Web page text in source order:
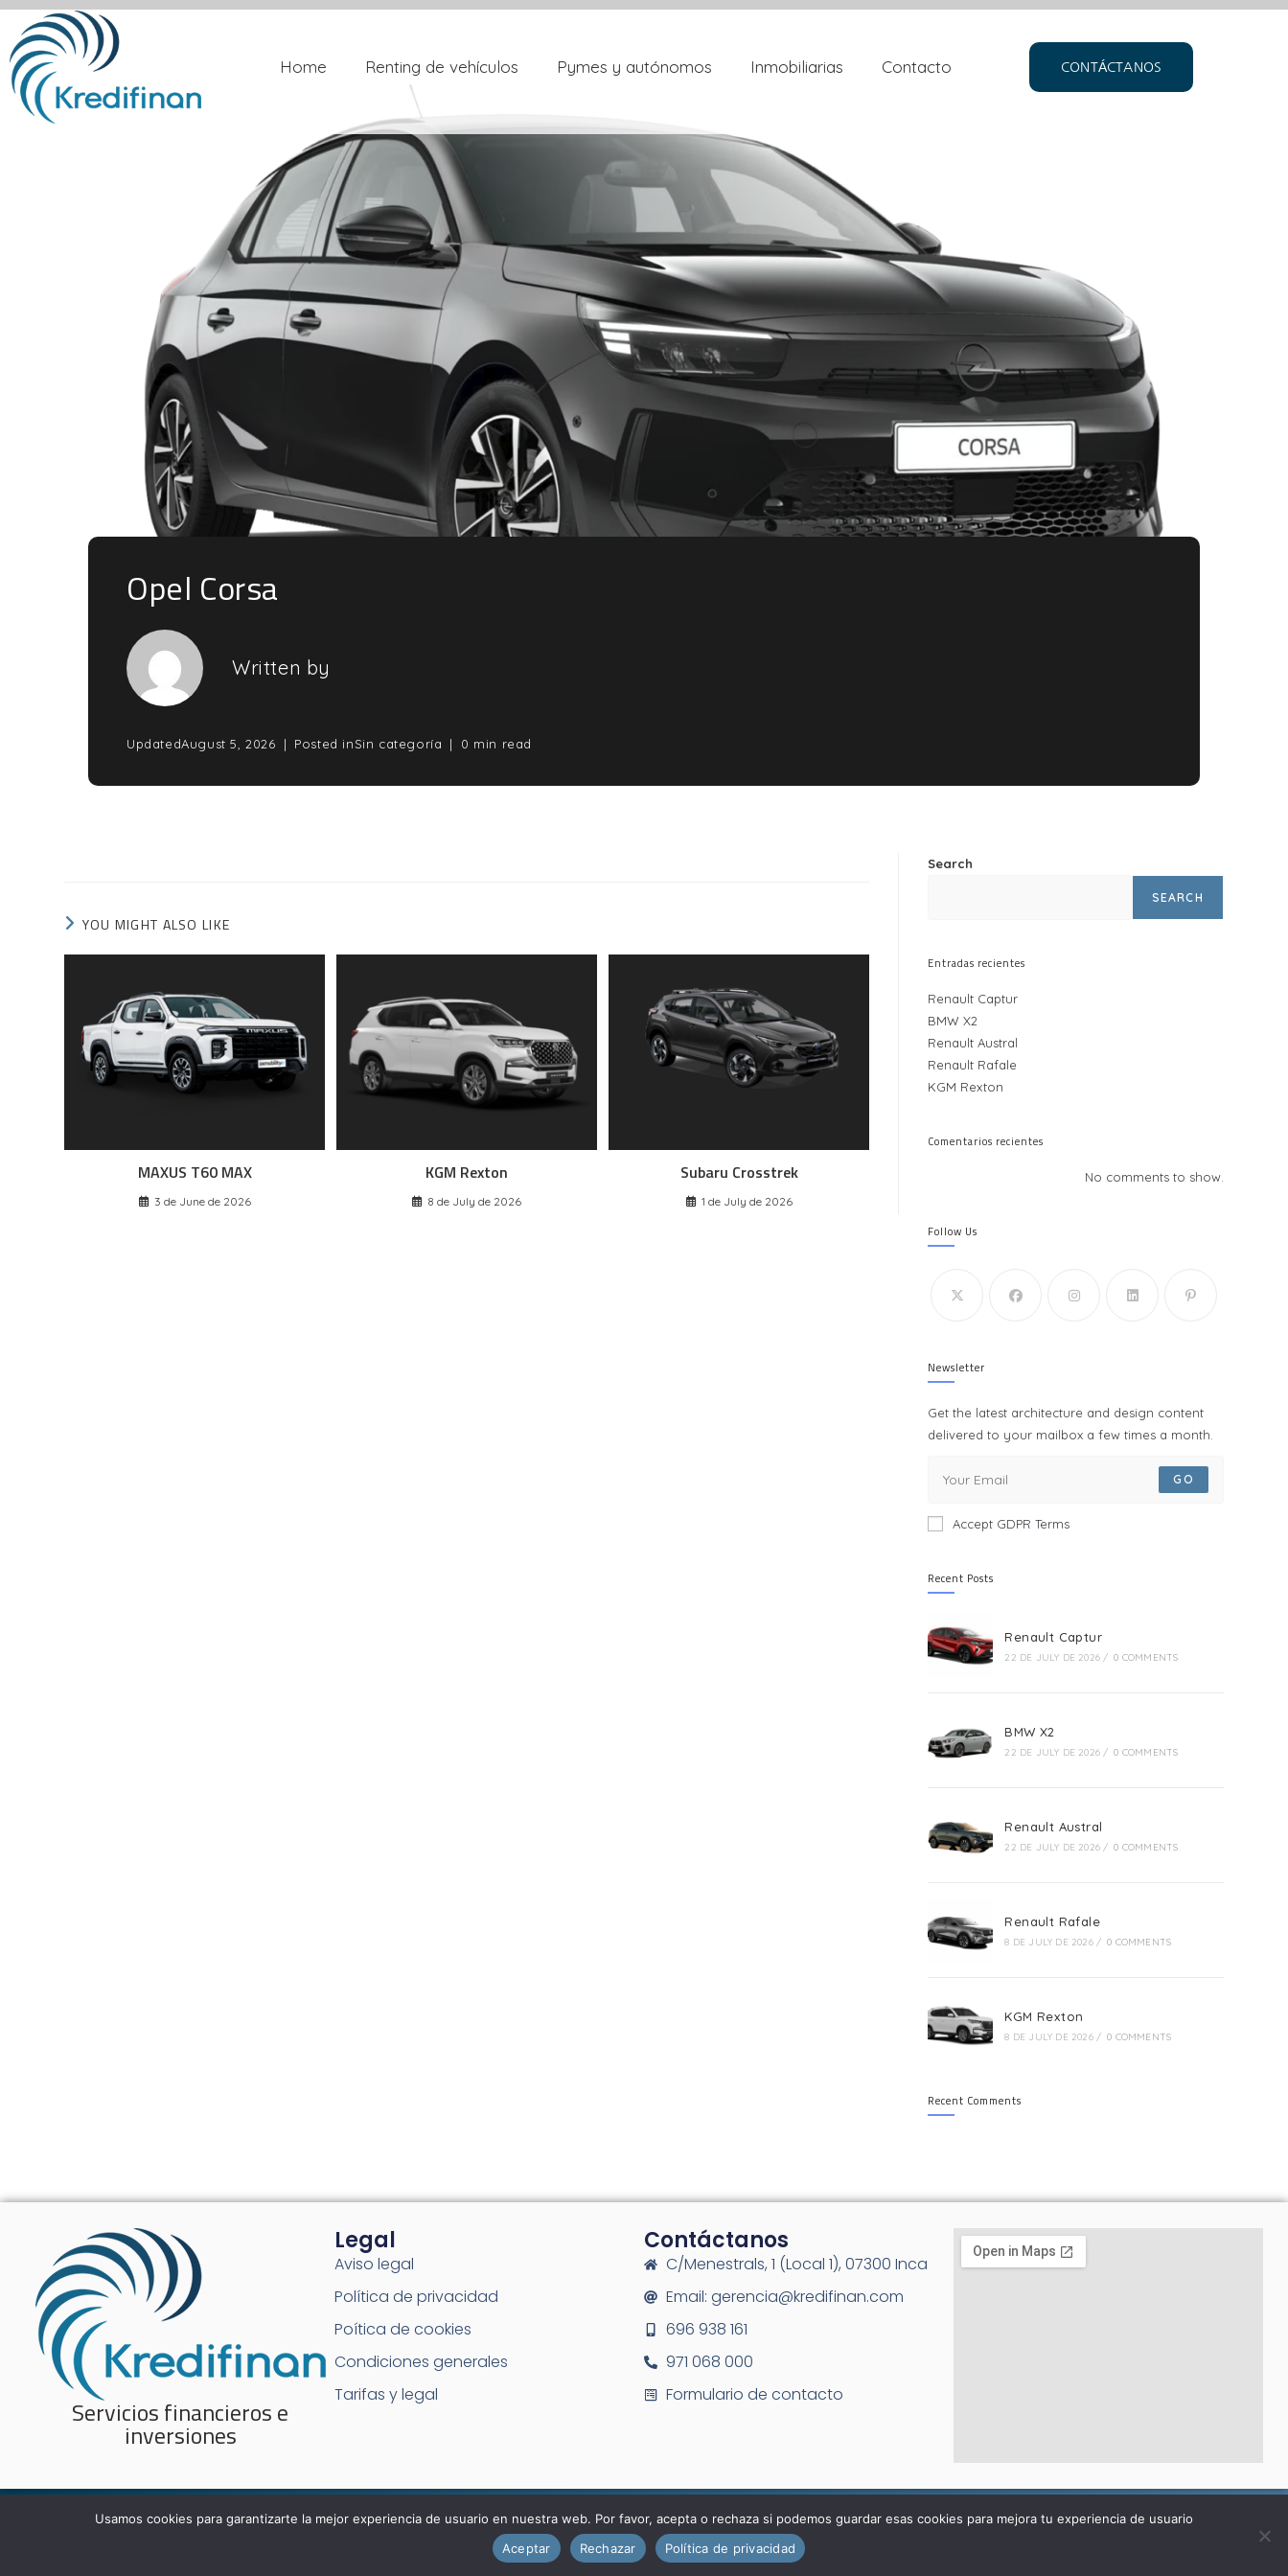
Home Renting de vehículos Pymes y autónomos Inmobiliarias Contacto CONTÁCTANOS
Opel Corsa
Written by
UpdatedAugust 5, 2026 Posted inSin categoría 0 min read
YOU MIGHT ALSO LIKE
MAXUS T60 MAX
3 de June de 2026
KGM Rexton
8 de July de 2026
Subaru Crosstrek
1 de July de 2026
Search
SEARCH
Entradas recientes
Renault Captur
BMW X2
Renault Austral
Renault Rafale
KGM Rexton
Comentarios recientes
No comments to show.
Follow Us
Newsletter
Get the latest architecture and design content
delivered to your mailbox a few times a month.
GO
Accept GDPR Terms
Recent Posts
Renault Captur
22 DE JULY DE 2026 / 0 COMMENTS
BMW X2
22 DE JULY DE 2026 / 0 COMMENTS
Renault Austral
22 DE JULY DE 2026 / 0 COMMENTS
Renault Rafale
8 DE JULY DE 2026 / 0 COMMENTS
KGM Rexton
8 DE JULY DE 2026 / 0 COMMENTS
Recent Comments
Servicios financieros e
inversiones
Legal
Aviso legal
Política de privacidad
Poítica de cookies
Condiciones generales
Tarifas y legal
Contáctanos
C/Menestrals, 1 (Local 1), 07300 Inca
Email: gerencia@kredifinan.com
696 938 161
971 068 000
Formulario de contacto
© Kredifinan 2025.
Designed & Powered byPI Marketing
Usamos cookies para garantizarte la mejor experiencia de usuario en nuestra web. Por favor, acepta o rechaza si podemos guardar esas cookies para mejora tu experiencia de usuario
Aceptar
Rechazar Política de privacidad